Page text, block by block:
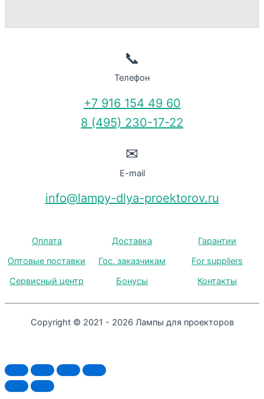
📞
Телефон
+7 916 154 49 60
8 (495) 230-17-22
✉
E-mail
info@lampy-dlya-proektorov.ru
Оплата Доставка
Гарантии
Оптовые поставки
Гос. заказчикам
For suppliers
Сервисный центр
Бонусы Контакты
Copyright © 2021 - 2026 Лампы для проекторов